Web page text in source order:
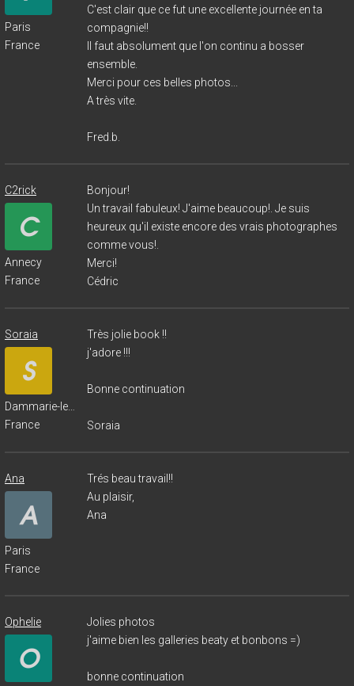
Paris
France
C'est clair que ce fut une excellente journée en ta
compagnie!!
Il faut absolument que l'on continu a bosser
ensemble.
Merci pour ces belles photos...
A très vite.
Fred.b.
C2rick
Annecy
France
Bonjour!
Un travail fabuleux! J'aime beaucoup!. Je suis
heureux qu'il existe encore des vrais photographes
comme vous!.
Merci!
Cédric
Soraia
France
Très jolie book !!
j'adore !!!
Bonne continuation
Soraia
Ana
Paris
France
Trés beau travail!!
Au plaisir,
Ana
Ophelie
Jolies photos
j'aime bien les galleries beaty et bonbons =)
bonne continuation